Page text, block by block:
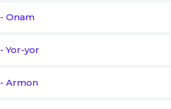
Sevib qolganim isboti
- Onam
-Yor-yor
- Armon